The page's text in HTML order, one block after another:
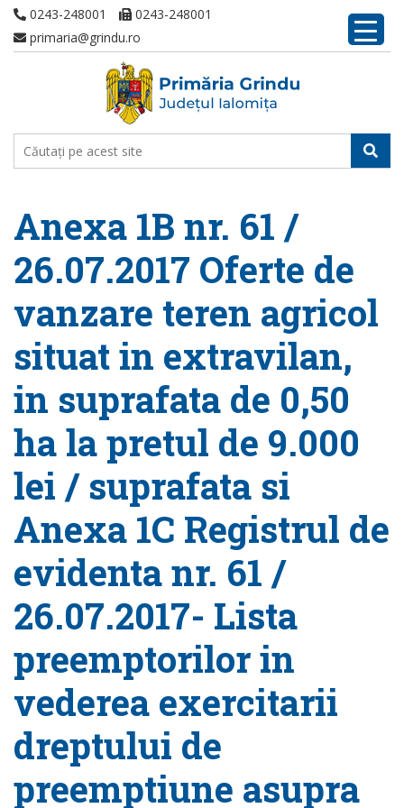
0243-248001
0243-248001
primaria@grindu.ro
Anexa 1B nr. 61 /
26.07.2017 Oferte de
vanzare teren agricol
situat in extravilan,
in suprafata de 0,50
ha la pretul de 9.000
lei / suprafata si
Anexa 1C Registrul de
evidenta nr. 61 /
26.07.2017- Lista
preemptorilor in
vederea exercitarii
dreptului de
preemptiune asupra